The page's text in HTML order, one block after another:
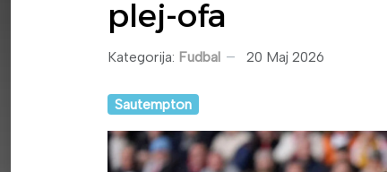
plej-ofa
Kategorija: Fudbal 20 Maj 2026
Sautempton